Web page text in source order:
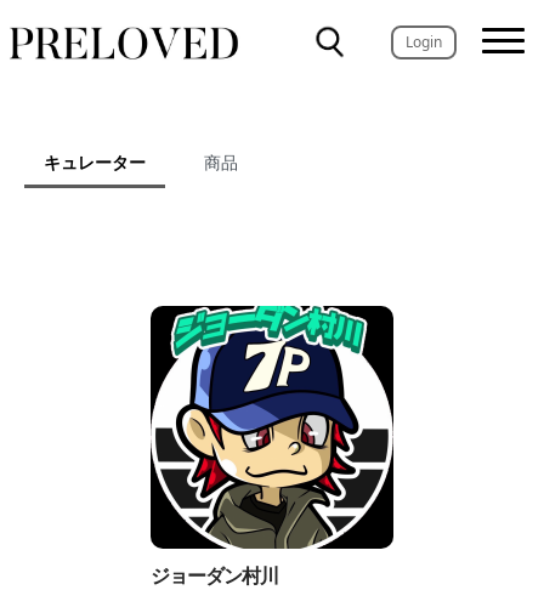
Login
キュレーター 商品
ジョーダン村川